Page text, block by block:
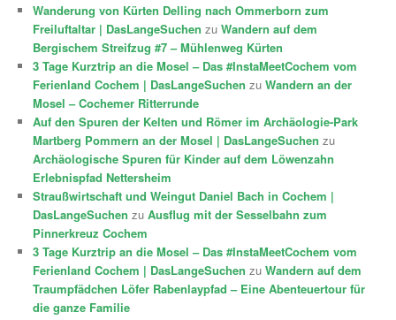
Wanderung von Kürten Delling nach Ommerborn zum
Freiluftaltar | DasLangeSuchen zuWandern auf dem
Bergischem Streifzug #7 – Mühlenweg Kürten
3 Tage Kurztrip an die Mosel – Das #InstaMeetCochem vom
Ferienland Cochem | DasLangeSuchen zuWandern an der
Mosel – Cochemer Ritterrunde
Auf den Spuren der Kelten und Römer im Archäologie-Park
Martberg Pommern an der Mosel | DasLangeSuchen zu
Archäologische Spuren für Kinder auf dem Löwenzahn
Erlebnispfad Nettersheim
Straußwirtschaft und Weingut Daniel Bach in Cochem |
DasLangeSuchen zuAusflug mit der Sesselbahn zum
Pinnerkreuz Cochem
3 Tage Kurztrip an die Mosel – Das #InstaMeetCochem vom
Ferienland Cochem | DasLangeSuchen zuWandern auf dem
Traumpfädchen Löfer Rabenlaypfad – Eine Abenteuertour für
die ganze Familie